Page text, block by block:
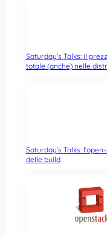
Saturday’s Talks: il
totale (anche) nelle
Saturday’s Talks:
delle build